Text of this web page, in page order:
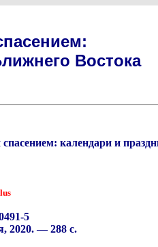
Востока
календари и
5
2020. — 288 с.